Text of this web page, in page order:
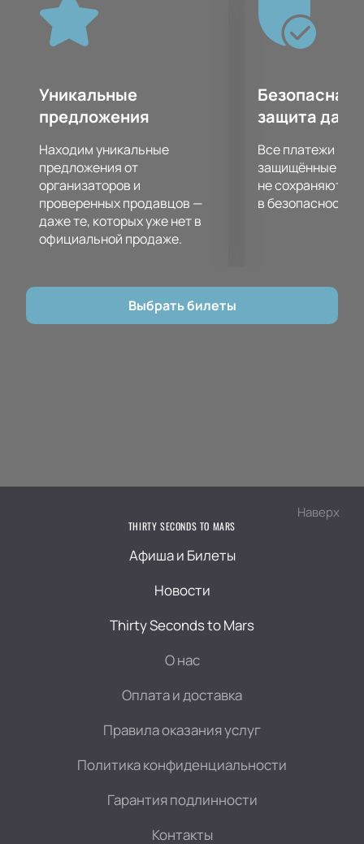
Уникальные
предложения
Находим уникальные
предложения от
организаторов и
проверенных продавцов —
даже те, которых уже нет в
официальной продаже.
Безопасная
защита
Все платежи
защищённые
не сохраняются
в безопасности.
Выбрать билеты
Наверх
THIRTY SECONDS TO MARS
Афиша и Билеты
Новости
Thirty Seconds to Mars
О нас
Оплата и доставка
Правила оказания услуг
Политика конфиденциальности
Гарантия подлинности
Контакты